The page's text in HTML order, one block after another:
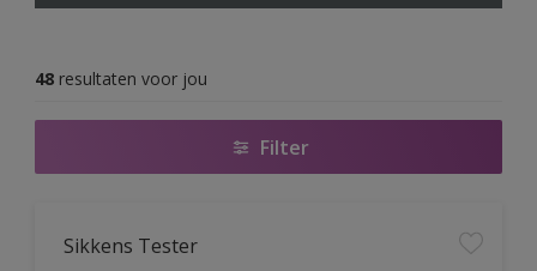
48 resultaten voor jou
Filter
Sikkens Tester